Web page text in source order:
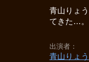
青山りょ
てきた…。
出演者
青山りょう